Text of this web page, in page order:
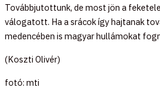
Továbbjutottunk, de most jön a
válogatott. Ha a srácok így hajtanak
medencében is magyar hullámokat
(Koszti Olivér)
fotó: mti